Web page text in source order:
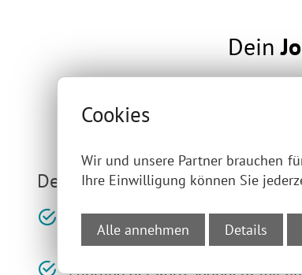
Dein
Deine Aufgaben:
Bearbeitung von Buchführungen,
dazugehörigen Steuererklärungen
Cookies
Wir und unsere Partner brauchen
Ihre Einwilligung können Sie
Alle annehmen Details